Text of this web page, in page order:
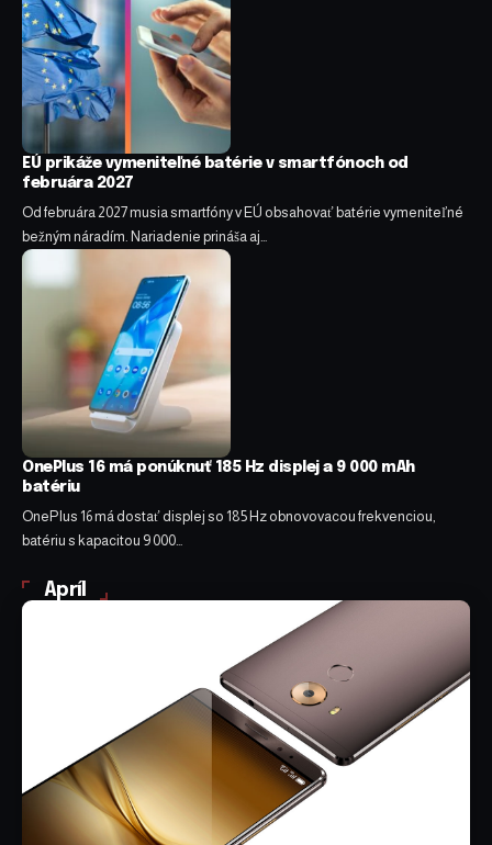
EÚ prikáže vymeniteľné batérie v smartfónoch od
februára 2027
Od februára 2027 musia smartfóny v EÚ obsahovať batérie vymeniteľné
bežným náradím. Nariadenie prináša aj…
OnePlus 16 má ponúknuť 185 Hz displej a 9 000 mAh
batériu
OnePlus 16 má dostať displej so 185 Hz obnovovacou frekvenciou,
batériu s kapacitou 9 000…
Apríl